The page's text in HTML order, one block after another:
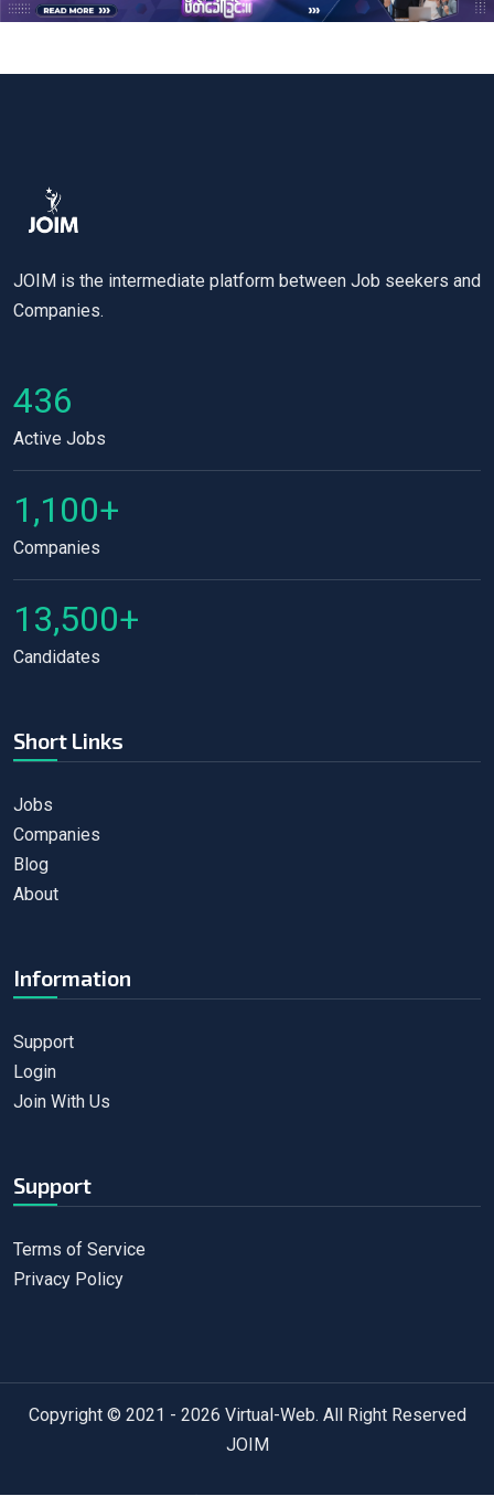
JOIM is the intermediate platform between Job seekers and
Companies.
Short Links
Jobs
Companies
Blog
About
Information
Support
Login
Join With Us
Support
Terms of Service
Privacy Policy
436
Active Jobs
1,100+
Companies
13,500+
Candidates
Copyright © 2021 - 2026 Virtual-Web. All Right Reserved
JOIM